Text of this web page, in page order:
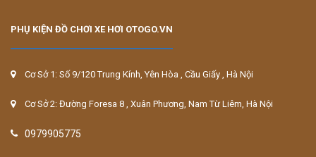
PHỤ KIỆN ĐỒ CHƠI XE HƠI OTOGO.VN
Cơ Sở 1: Số 9/120 Trung Kính, Yên Hòa , Cầu Giấy , Hà Nội
Cơ Sở 2: Đường Foresa 8 , Xuân Phương, Nam Từ Liêm, Hà Nội
0979905775